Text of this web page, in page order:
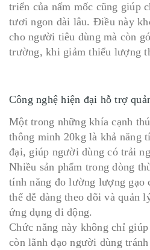
triển của nấm mốc cũng giúp
tươi ngon dài lâu. Điều này
cho người tiêu dùng mà còn
trường, khi giảm thiểu lượng
Công nghệ hiện đại hỗ trợ
Một trong những khía cạnh
thông minh 20kg là khả năng
đại, giúp người dùng có trải
Nhiều sản phẩm trong dòng
tính năng đo lường lượng gạo
thể dễ dàng theo dõi và quản
ứng dụng di động.
Chức năng này không chỉ
còn lãnh đạo người dùng